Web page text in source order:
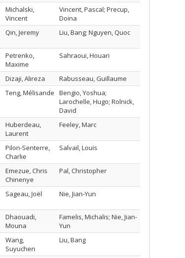
Michalski,
Vincent
Vincent, Pascal; Precup,
Doina
Qin, Jeremy Liu, Bang; Nguyen, Quoc
Petrenko,
Maxime
Sahraoui, Houari
Dizaji, Alireza
Rabusseau, Guillaume
Teng, Mélisande
Bengio, Yoshua;
Larochelle, Hugo; Rolnick,
David
Huberdeau,
Laurent
Feeley, Marc
Pilon-Senterre,
Charlie
Salvail, Louis
Emezue, Chris
Chinenye
Pal, Christopher
Sageau, Joël Nie, Jian-Yun
Dhaouadi,
Mouna
Famelis, Michalis; Nie, Jian-
Yun
Wang,
Suyuchen
Liu, Bang